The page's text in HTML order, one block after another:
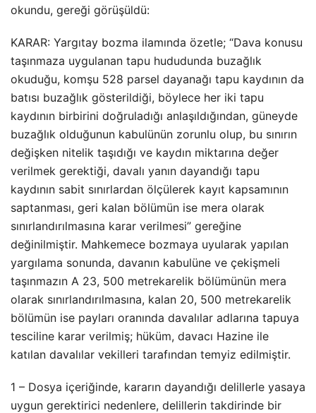
okundu, gereği görüşüldü:
KARAR: Yargıtay bozma ilamında özetle; “Dava konusu
taşınmaza uygulanan tapu hududunda buzağlık
okuduğu, komşu 528 parsel dayanağı tapu kaydının da
batısı buzağlık gösterildiği, böylece her iki tapu
kaydının birbirini doğruladığı anlaşıldığından, güneyde
buzağlık olduğunun kabulünün zorunlu olup, bu sınırın
değişken nitelik taşıdığı ve kaydın miktarına değer
verilmek gerektiği, davalı yanın dayandığı tapu
kaydının sabit sınırlardan ölçülerek kayıt kapsamının
saptanması, geri kalan bölümün ise mera olarak
sınırlandırılmasına karar verilmesi” gereğine
değinilmiştir. Mahkemece bozmaya uyularak yapılan
yargılama sonunda, davanın kabulüne ve çekişmeli
taşınmazın A 23, 500 metrekarelik bölümünün mera
olarak sınırlandırılmasına, kalan 20, 500 metrekarelik
bölümün ise payları oranında davalılar adlarına tapuya
tesciline karar verilmiş; hüküm, davacı Hazine ile
katılan davalılar vekilleri tarafından temyiz edilmiştir.
1 – Dosya içeriğinde, kararın dayandığı delillerle yasaya
uygun gerektirici nedenlere, delillerin takdirinde bir